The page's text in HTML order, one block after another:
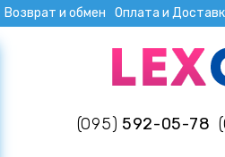
Возврат и обмен Оплата и
(095) 592-05-78